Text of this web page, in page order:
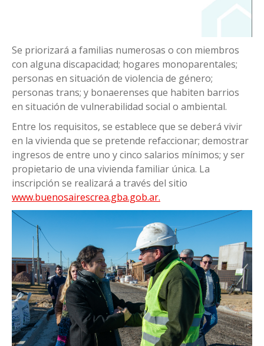
Se priorizará a familias numerosas o con miembros
con alguna discapacidad; hogares monoparentales;
personas en situación de violencia de género;
personas trans; y bonaerenses que habiten barrios
en situación de vulnerabilidad social o ambiental.
Entre los requisitos, se establece que se deberá vivir
en la vivienda que se pretende refaccionar; demostrar
ingresos de entre uno y cinco salarios mínimos; y ser
propietario de una vivienda familiar única. La
inscripción se realizará a través del sitio
www.buenosairescrea.gba.gob.ar.